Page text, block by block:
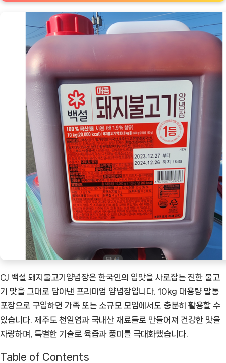
장
통
ㅣ
추
천
상
품]
CJ 백설 돼지불고기양념장은 한국인의 입맛을 사로잡는 진한 불고
기 맛을 그대로 담아낸 프리미엄 양념장입니다. 10kg 대용량 말통
포장으로 구입하면 가족 또는 소규모 모임에서도 충분히 활용할 수
있습니다. 제주도 천일염과 국내산 재료들로 만들어져 건강한 맛을
자랑하며, 특별한 기술로 육즙과 풍미를 극대화했습니다.
Table of Contents